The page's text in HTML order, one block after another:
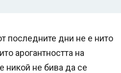
последните дни не е нито
арогантността на
никой не бива да се